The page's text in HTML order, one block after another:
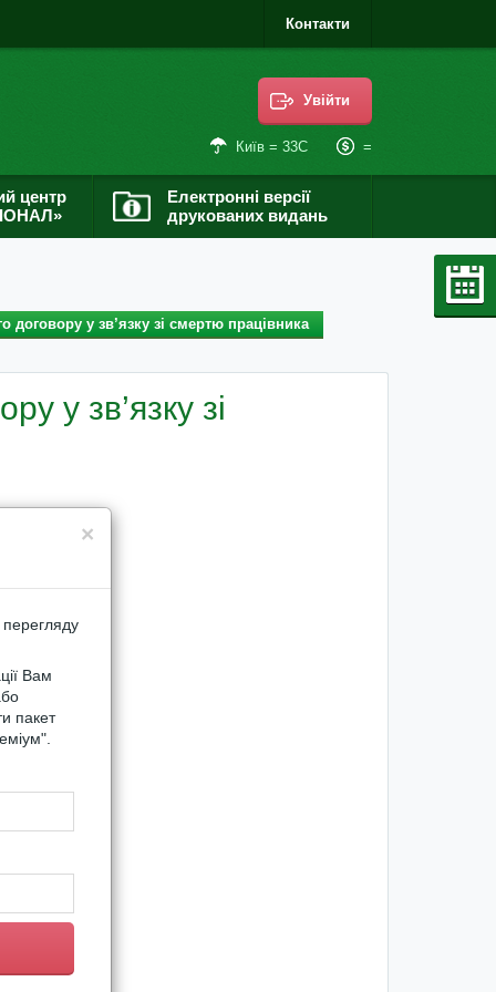
Контакти
Увійти
Київ = 33С =
центр
Електронні версії
друкованих видань
договору у зв’язку зі смертю працівника
у зв’язку зі
×
Вам
пакет